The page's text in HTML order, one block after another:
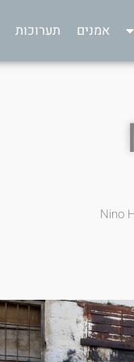
אמנים תערוכות
Nino